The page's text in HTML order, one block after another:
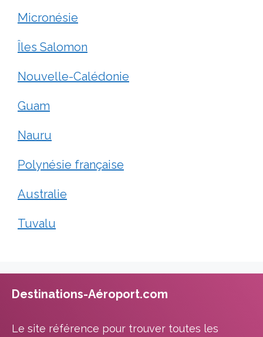
Micronésie
Îles Salomon
Nouvelle-Calédonie
Guam
Nauru
Polynésie française
Australie
Tuvalu
Destinations-Aéroport.com
Le site référence pour trouver toutes les